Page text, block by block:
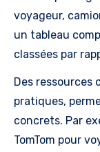
voyageur,
un tableau
classées par
Des ressources
pratiques,
concrets. Par
TomTom pour